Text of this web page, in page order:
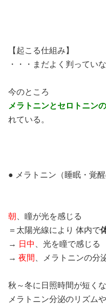
【起こる仕組み】
・・・まだよく判ってい
今のところ
メラトニンとセロトニン
れている。
● メラトニン（睡眠・覚
朝 、瞳が光を感じる
＝太陽光線により 体内で
→ 日中
、光を瞳で感じる
→ 夜間 、メラトニンの分
秋～冬に日照時間が短く
メラトニン分泌のリズム